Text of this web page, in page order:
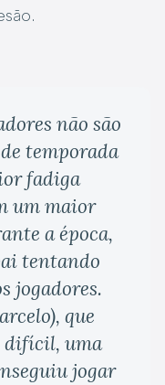
não são
de temporada
fadiga
um maior
a época,
tentando
jogadores.
que
difícil, uma
jogar